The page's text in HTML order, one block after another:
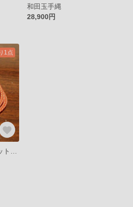
和田玉手縄
28,900円
1点